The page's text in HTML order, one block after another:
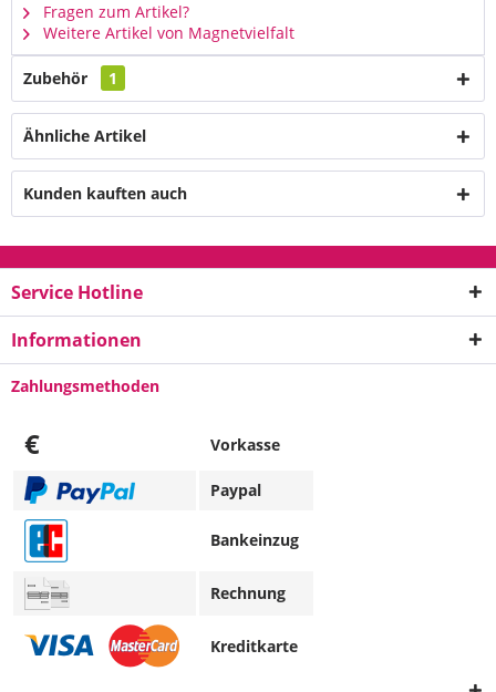
Fragen zum Artikel?
Weitere Artikel von Magnetvielfalt
Zubehör 1
Ähnliche Artikel
Kunden kauften auch
Service Hotline
Informationen
Zahlungsmethoden
€ Vorkasse
Paypal
Bankeinzug
Rechnung
Kreditkarte